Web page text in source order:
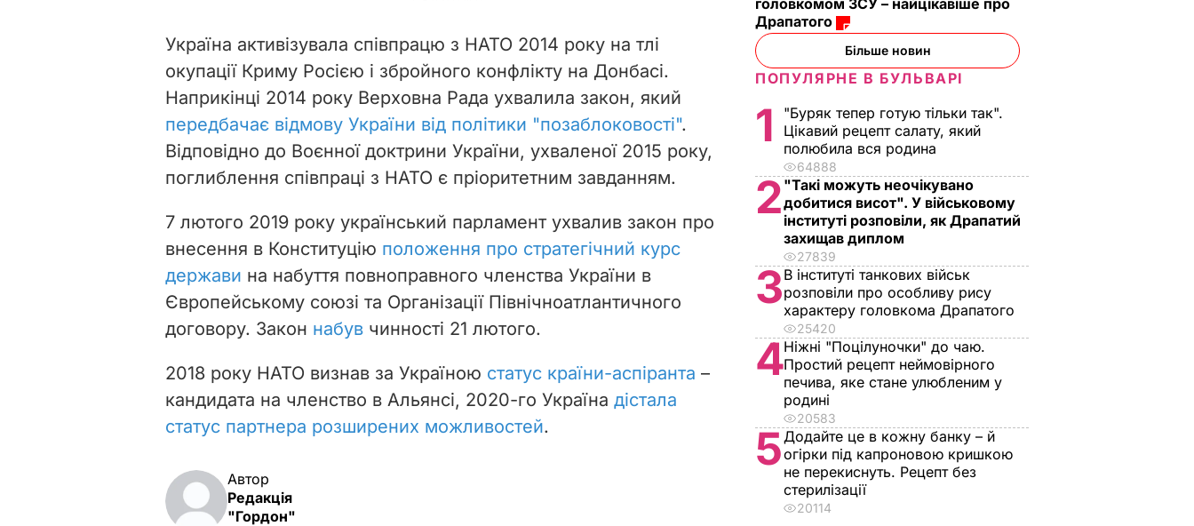
Україна активізувала співпрацю з НАТО 2014 року на тлі
окупації Криму Росією і збройного конфлікту на Донбасі.
Наприкінці 2014 року Верховна Рада ухвалила закон, який
передбачає відмову України від політики "позаблоковості".
Відповідно до Воєнної доктрини України, ухваленої 2015 року,
поглиблення співпраці з НАТО є пріоритетним завданням.
7 лютого 2019 року український парламент ухвалив закон про
внесення в Конституцію положення про стратегічний курс
держави на набуття повноправного членства України в
Європейському союзі та Організації Північноатлантичного
договору. Закон набув чинності 21 лютого.
2018 року НАТО визнав за Україною статус країни-аспіранта –
кандидата на членство в Альянсі, 2020-го Україна дістала
статус партнера розширених можливостей.
Автор
Редакція
"Гордон"
головкомом ЗСУ – найцікавіше про
Драпатого
Більше новин
ПОПУЛЯРНЕ В БУЛЬВАРІ
1
"Буряк тепер готую тільки так".
Цікавий рецепт салату, який
полюбила вся родина
64888
2 "Такі можуть неочікувано
добитися висот". У військовому
інституті розповіли, як Драпатий
захищав диплом
27839
3В інституті танкових військ
розповіли про особливу рису
характеру головкома Драпатого
25420
4Ніжні "Поцілуночки" до чаю.
Простий рецепт неймовірного
печива, яке стане улюбленим у
родині
20583
5Додайте це в кожну банку – й
огірки під капроновою кришкою
не перекиснуть. Рецепт без
стерилізації
20114